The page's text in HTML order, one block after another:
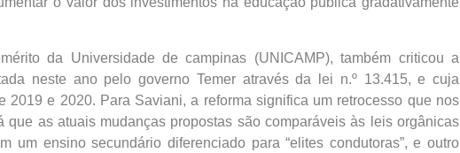
da Universidade de campinas (UNICAMP), também criticou a
neste ano pelo governo Temer através da lei n.º 13.415, e cuja
2019 e 2020. Para Saviani, a reforma significa um retrocesso que nos
que as atuais mudanças propostas são comparáveis às leis orgânicas
um ensino secundário diferenciado para “elites condutoras”, e outro